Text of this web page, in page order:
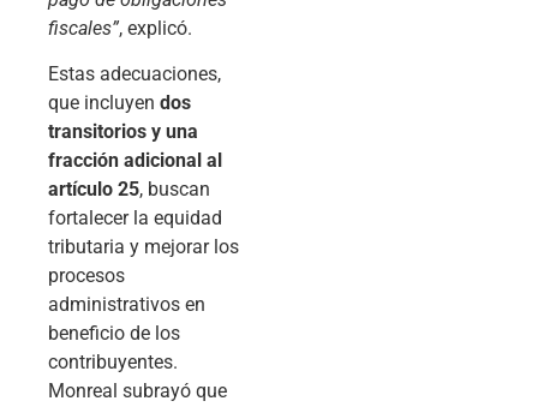
fiscales”, explicó.
Estas adecuaciones,
que incluyen dos
transitorios y una
fracción adicional al
artículo 25, buscan
fortalecer la equidad
tributaria y mejorar los
procesos
administrativos en
beneficio de los
contribuyentes.
Monreal subrayó que